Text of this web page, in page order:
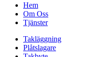
Hem
Om Oss
Tjänster
Takläggning
Plåtslagare